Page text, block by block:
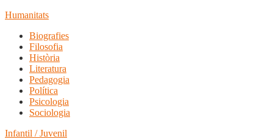
Humanitats
Biografies
Filosofia
Història
Literatura
Pedagogia
Política
Psicologia
Sociologia
Infantil / Juvenil